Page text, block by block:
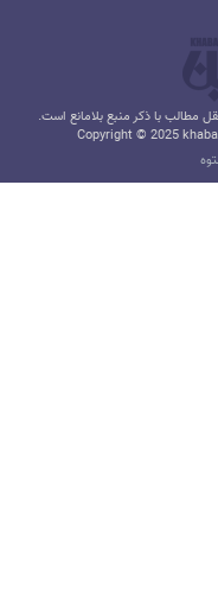
مطالب با ذکر منبع بلامانع است.
Copyright © 2025